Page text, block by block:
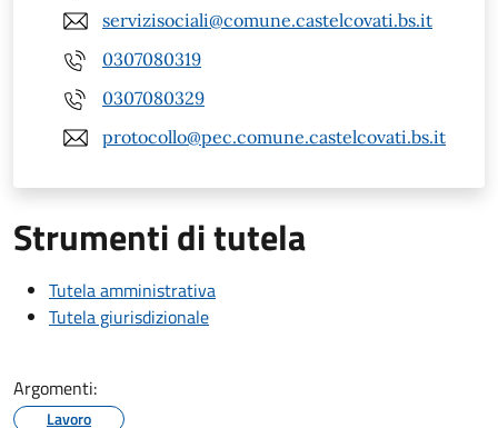
servizisociali@comune.castelcovati.bs.it
0307080319
0307080329
protocollo@pec.comune.castelcovati.bs.it
Strumenti di tutela
Tutela amministrativa
Tutela giurisdizionale
Argomenti:
Lavoro